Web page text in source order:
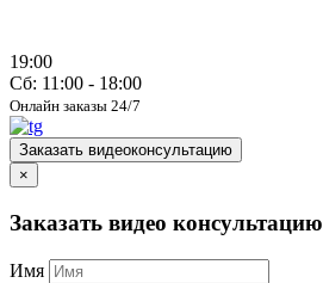
19:00
Сб: 11:00 - 18:00
Онлайн заказы 24/7
Заказать видеоконсультацию
×
Заказать видео консультацию
Имя